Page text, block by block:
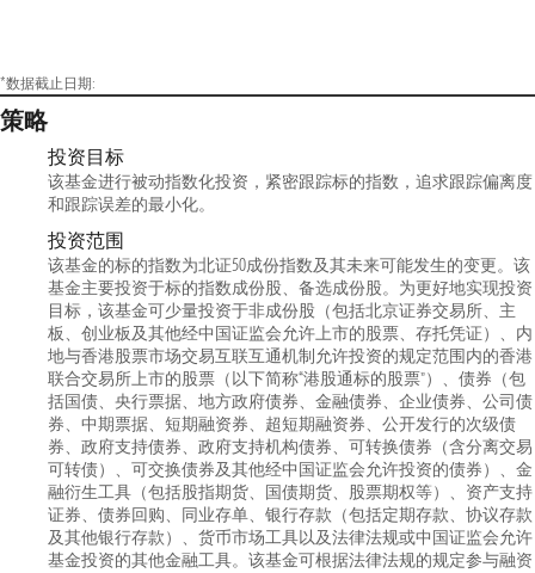
*数据截止日期:
策略
投资目标
该基金进行被动指数化投资，紧密跟踪标的指数，追求跟踪偏离度
和跟踪误差的最小化。
投资范围
该基金的标的指数为北证50成份指数及其未来可能发生的变更。该
基金主要投资于标的指数成份股、备选成份股。为更好地实现投资
目标，该基金可少量投资于非成份股（包括北京证券交易所、主
板、创业板及其他经中国证监会允许上市的股票、存托凭证）、内
地与香港股票市场交易互联互通机制允许投资的规定范围内的香港
联合交易所上市的股票（以下简称“港股通标的股票”）、债券（包
括国债、央行票据、地方政府债券、金融债券、企业债券、公司债
券、中期票据、短期融资券、超短期融资券、公开发行的次级债
券、政府支持债券、政府支持机构债券、可转换债券（含分离交易
可转债）、可交换债券及其他经中国证监会允许投资的债券）、金
融衍生工具（包括股指期货、国债期货、股票期权等）、资产支持
证券、债券回购、同业存单、银行存款（包括定期存款、协议存款
及其他银行存款）、货币市场工具以及法律法规或中国证监会允许
基金投资的其他金融工具。该基金可根据法律法规的规定参与融资